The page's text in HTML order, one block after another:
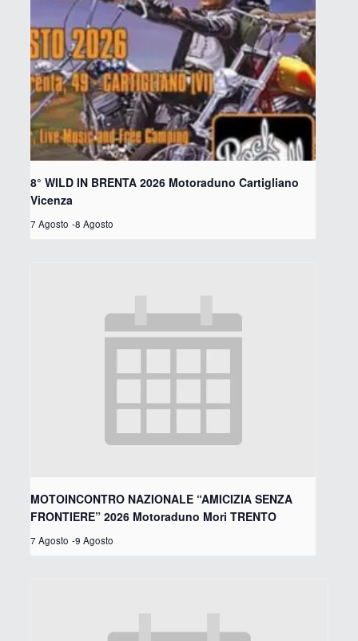
8° WILD IN BRENTA 2026 Motoraduno Cartigliano
Vicenza
7 Agosto -8 Agosto
MOTOINCONTRO NAZIONALE “AMICIZIA SENZA
FRONTIERE” 2026 Motoraduno Mori TRENTO
7 Agosto -9 Agosto